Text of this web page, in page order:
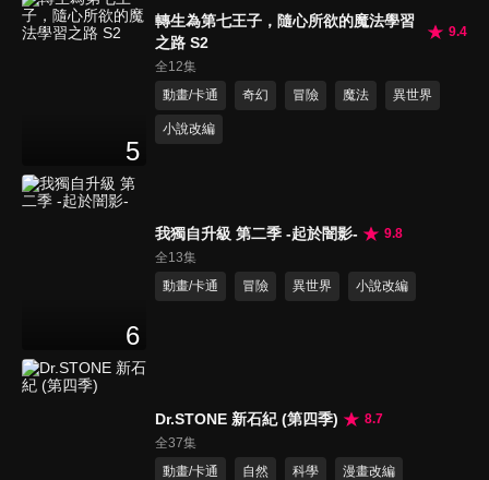
5
轉生為第七王子，隨心所欲的魔法學習
之路 S2
9.4
全12集
動畫/卡通
奇幻 冒險 魔法 異世界
小說改編
6
我獨自升級 第二季 -起於闇影-
9.8
全13集
動畫/卡通
冒險 異世界 小說改編
Dr.STONE 新石紀 (第四季)
8.7
全37集
動畫/卡通
自然 科學 漫畫改編